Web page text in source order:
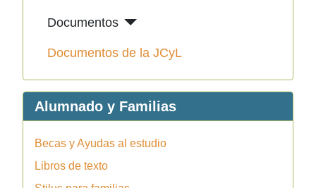
Documentos
Documentos de la JCyL
Alumnado y Familias
Becas y Ayudas al estudio
Libros de texto